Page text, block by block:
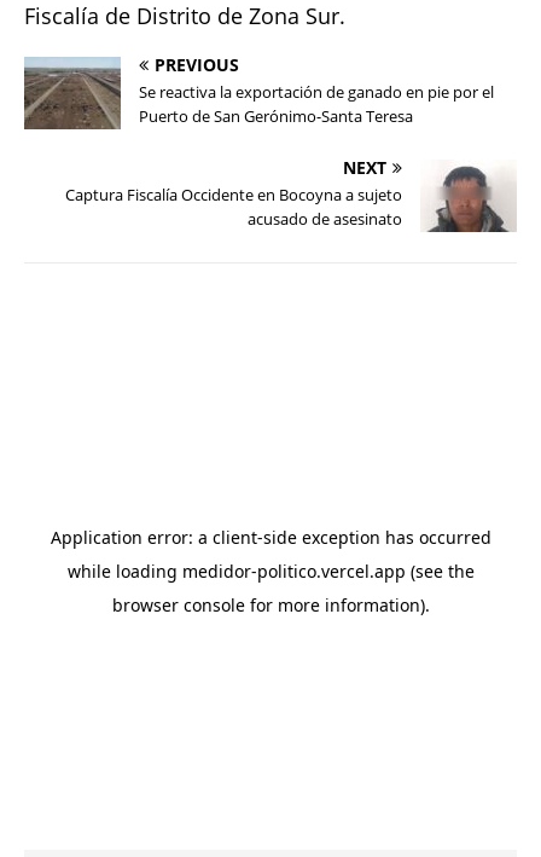
Fiscalía de Distrito de Zona Sur.
PREVIOUS
Se reactiva la exportación de ganado en pie por el
Puerto de San Gerónimo-Santa Teresa
NEXT
Captura Fiscalía Occidente en Bocoyna a sujeto
acusado de asesinato